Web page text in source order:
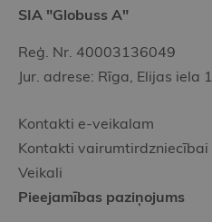
SIA "Globuss A"
Reģ. Nr. 40003136049
Jur. adrese: Rīga, Elijas iela
Kontakti e-veikalam
Kontakti vairumtirdzniecībai
Veikali
Pieejamības paziņojums